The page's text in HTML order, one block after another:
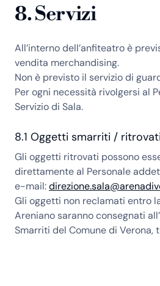
8. Servizi
All’interno dell’anfiteatro è
vendita merchandising.
Non è previsto il servizio di
Per ogni necessità rivolgersi al
Servizio di Sala.
8.1 Oggetti smarriti / ritrovati
Gli oggetti ritrovati possono
direttamente al Personale
e-mail:
Gli oggetti non reclamati entro
Areniano saranno consegnati
Smarriti del Comune di Verona,